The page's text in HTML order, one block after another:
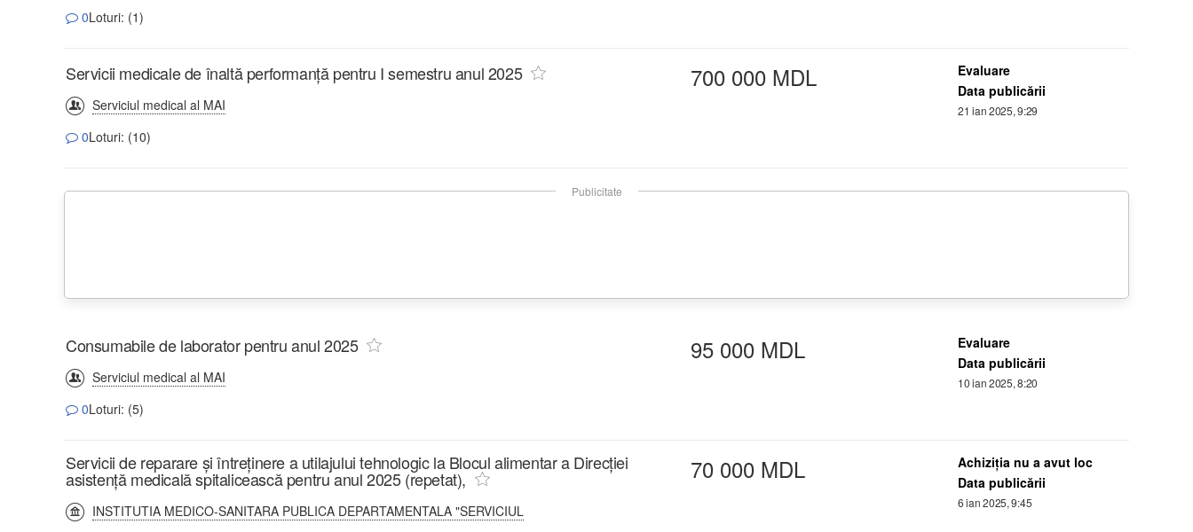
0Loturi: (1)
Servicii medicale de înaltă performanță pentru I semestru anul 2025
Serviciul medical al MAI
0Loturi: (10)
700 000 MDL
Evaluare
Data publicării
21 ian 2025, 9:29
Publicitate
Consumabile de laborator pentru anul 2025
Serviciul medical al MAI
0Loturi: (5)
95 000 MDL
Evaluare
Data publicării
10 ian 2025, 8:20
Servicii de reparare și întreținere a utilajului tehnologic la Blocul alimentar a Direcției
asistență medicală spitalicească pentru anul 2025 (repetat),
INSTITUTIA MEDICO-SANITARA PUBLICA DEPARTAMENTALA "SERVICIUL
70 000 MDL
Achiziţia nu a avut loc
Data publicării
6 ian 2025, 9:45